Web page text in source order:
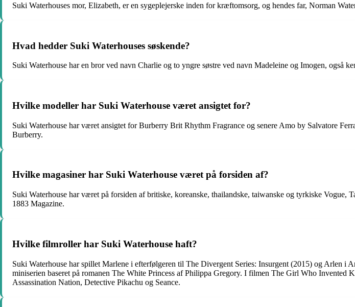
Suki Waterhouses mor, Elizabeth, er en sygeplejerske inden for kræftomsorg, og hendes far, Norman
Hvad hedder Suki Waterhouses søskende?
Suki Waterhouse har en bror ved navn Charlie og to yngre søstre ved navn Madeleine og Imogen, også
Hvilke modeller har Suki Waterhouse været ansigtet for?
Suki Waterhouse har været ansigtet for Burberry Brit Rhythm Fragrance og senere Amo by Salvatore
Burberry.
Hvilke magasiner har Suki Waterhouse været på forsiden af?
Suki Waterhouse har været på forsiden af britiske, koreanske, thailandske, taiwanske og tyrkiske
1883 Magazine.
Hvilke filmroller har Suki Waterhouse haft?
Suki Waterhouse har spillet Marlene i efterfølgeren til The Divergent Series: Insurgent (2015) og
miniserien baseret på romanen The White Princess af Philippa Gregory. I filmen The Girl Who
Assassination Nation, Detective Pikachu og Seance.